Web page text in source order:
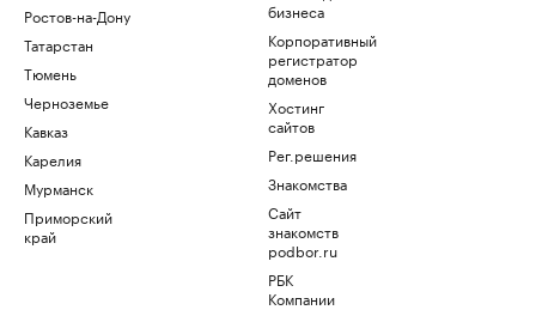
Ростов-на-Дону
Татарстан
Тюмень
Черноземье
Кавказ
Карелия
Мурманск
Приморский
край
бизнеса
Корпоративный
регистратор
доменов
Хостинг
сайтов
Рег.решения
Знакомства
Сайт
знакомств
podbor.ru
РБК
Компании